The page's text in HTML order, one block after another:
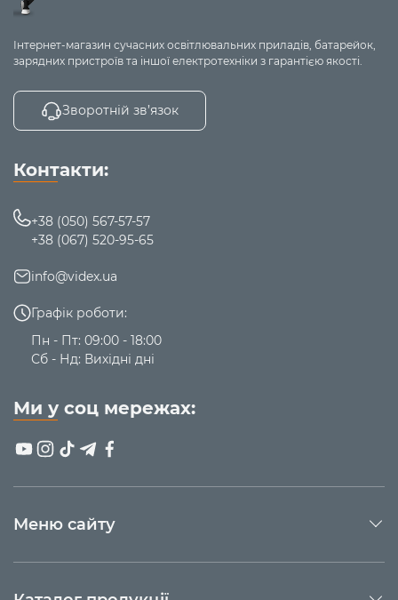
Інтернет-магазин сучасних освітлювальних приладів, батарейок,
зарядних пристроїв та іншої електротехніки з гарантією якості.
Зворотній зв’язок
Меню сайту
Контакти:
+38 (050) 567-57-57
+38 (067) 520-95-65
info@videx.ua
Графік роботи:
Пн - Пт: 09:00 - 18:00
Сб - Нд: Вихідні дні
Ми у соц мережах: